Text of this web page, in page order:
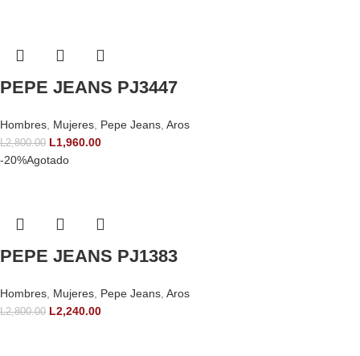
PEPE JEANS PJ3447
Hombres, Mujeres, Pepe Jeans, Aros
L2,800.00 L1,960.00
-20%Agotado
PEPE JEANS PJ1383
Hombres, Mujeres, Pepe Jeans, Aros
L2,800.00 L2,240.00